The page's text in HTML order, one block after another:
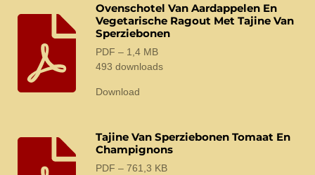
Ovenschotel Van Aardappelen En
Vegetarische Ragout Met Tajine Van
Sperziebonen
PDF – 1,4 MB
493 downloads
Download
Tajine Van Sperziebonen Tomaat En
Champignons
PDF – 761,3 KB